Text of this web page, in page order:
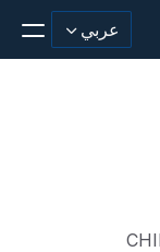
عربي